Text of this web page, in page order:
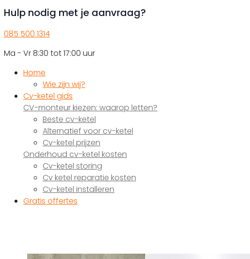
Hulp nodig met je aanvraag?
085 500 1314
Ma - Vr 8:30 tot 17:00 uur
Home
Wie zijn wij?
Cv-ketel gids
CV-monteur kiezen: waarop letten?
Beste cv-ketel
Alternatief voor cv-ketel
Cv-ketel prijzen
Onderhoud cv-ketel kosten
Cv-ketel storing
Cv ketel reparatie kosten
Cv-ketel installeren
Gratis offertes